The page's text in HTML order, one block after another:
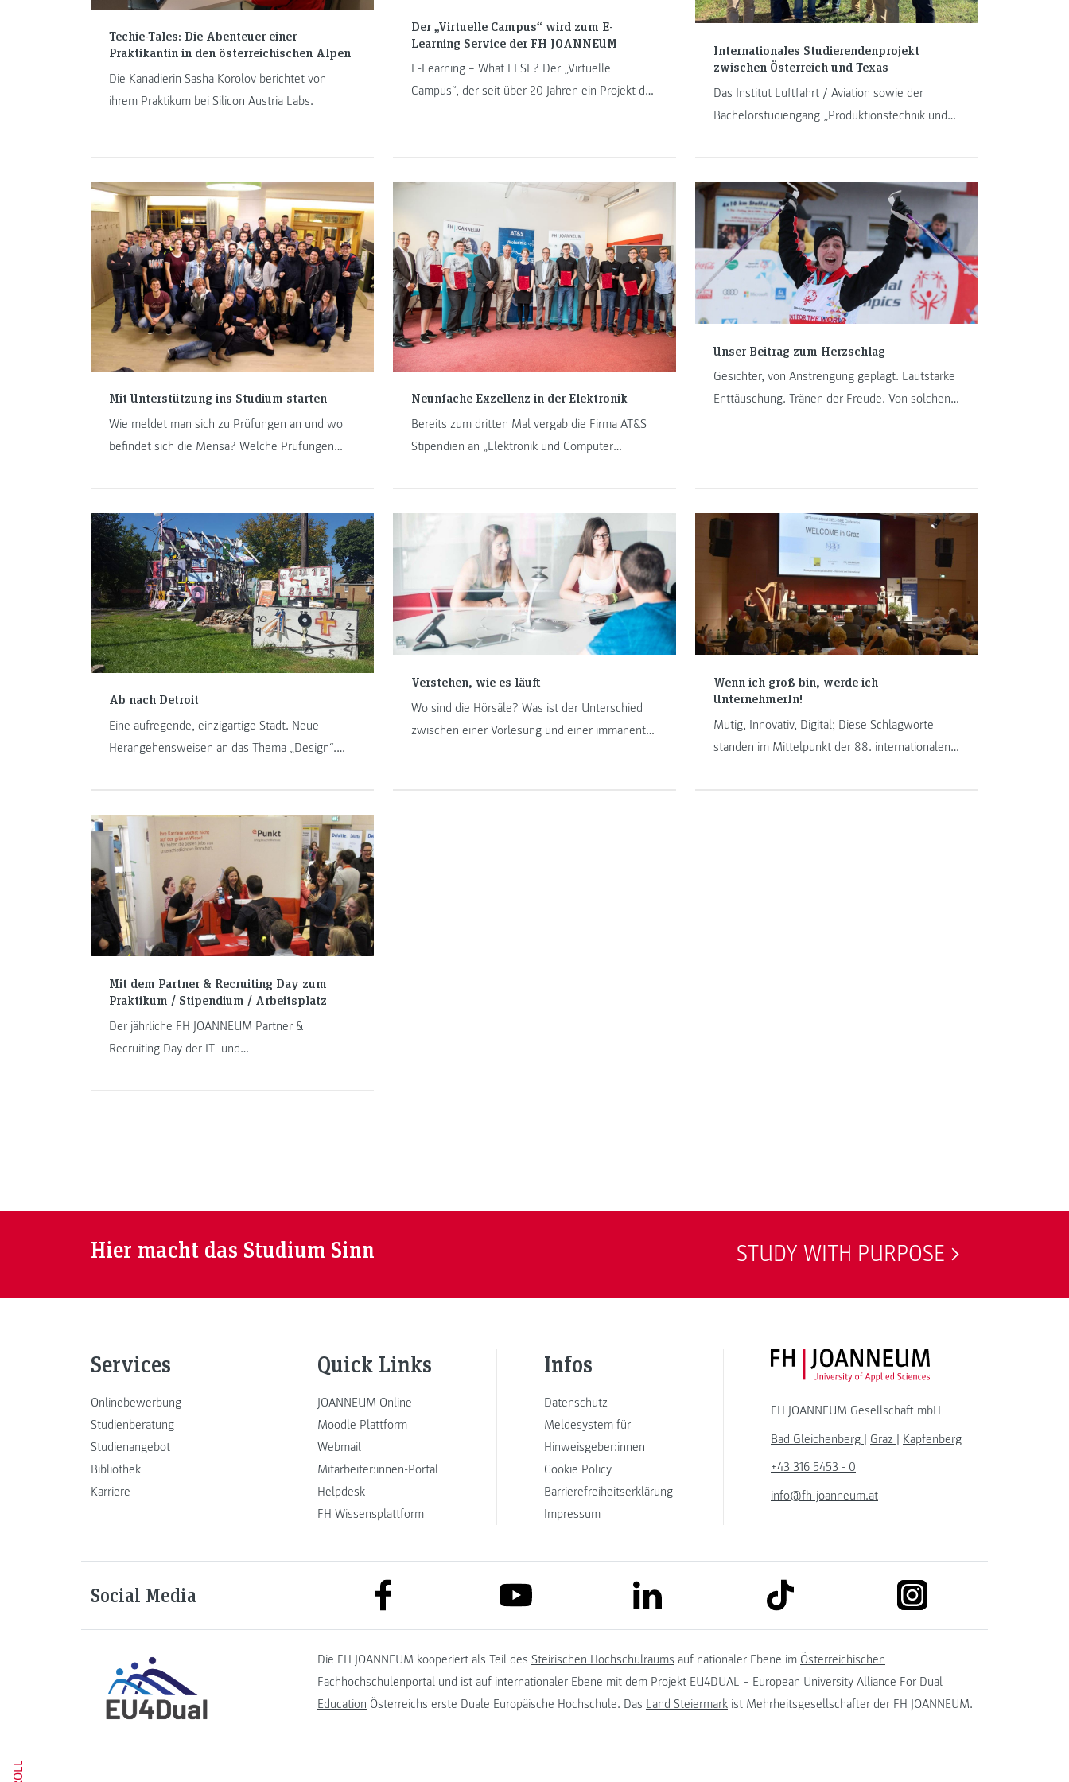
Techie-Tales: Die Abenteuer einer
Praktikantin in den österreichischen Alpen
Die Kanadierin Sasha Korolov berichtet von
ihrem Praktikum bei Silicon Austria Labs.
Der „Virtuelle Campus“ wird zum E-
Learning Service der FH JOANNEUM
E-Learning – What ELSE? Der „Virtuelle
Campus“, der seit über 20 Jahren ein Projekt der
Konstante.
Internationales Studierendenprojekt
zwischen Österreich und Texas
Das Institut Luftfahrt / Aviation sowie der
Bachelorstudiengang „Produktionstechnik und
Mit Unterstützung ins Studium starten
Wie meldet man sich zu Prüfungen an und wo
befindet sich die Mensa? Welche Prüfungen
Diese und ähnliche Fragen tauchen vor allem zu
Beginn eines neuen Studiums auf. Am Institut
Informationsmanagement gibt es ein Mentoring-
Programm, welches erfahrene Studierende mit
Erstsemestrigen vernetzt und den Start
erleichtern soll.
Neunfache Exzellenz in der Elektronik
Bereits zum dritten Mal vergab die Firma AT&S
Stipendien an „Elektronik und Computer
Leistungen, das Studium und die Auszeichnung
Unser Beitrag zum Herzschlag
Gesichter, von Anstrengung geplagt. Lautstarke
Enttäuschung. Tränen der Freude. Von solchen
Ab nach Detroit
Eine aufregende, einzigartige Stadt. Neue
Herangehensweisen an das Thema „Design“.
Studierende und -Lehrende am College for
Creative Studies in Detroit, einer der drei besten
Design-Schulen der USA. Karl Stocker, Leiter der
Studiengänge „Informationsdesign“ und
„Ausstellungsdesign“ der FH JOANNEUM,
spricht im Kurzinterview über die Möglichkeiten
der neuen Kooperation.
Verstehen, wie es läuft
Wo sind die Hörsäle? Was ist der Unterschied
zwischen einer Vorlesung und einer immanenten
Wenn ich groß bin, werde ich
UnternehmerIn!
Mutig, Innovativ, Digital; Diese Schlagworte
standen im Mittelpunkt der 88. internationalen
Mit dem Partner & Recruiting Day zum
Praktikum / Stipendium / Arbeitsplatz
Der jährliche FH JOANNEUM Partner &
Recruiting Day der IT- und
Hier macht das Studium Sinn STUDY WITH PURPOSE
Services
Onlinebewerbung
Studienberatung
Studienangebot
Bibliothek
Karriere
Quick Links
JOANNEUM Online
Moodle Plattform
Webmail
Mitarbeiter:innen-Portal
Helpdesk
FH Wissensplattform
Infos
Datenschutz
Meldesystem für
Hinweisgeber:innen
Cookie Policy
Barrierefreiheitserklärung
Impressum
FH JOANNEUM Logo
FH JOANNEUM Gesellschaft mbH
Bad Gleichenberg | Graz | Kapfenberg
+43 316 5453 - 0
info@fh-joanneum.at
Social Media link to facebook link to youtube link to linkedin link to tiktok
Die FH JOANNEUM kooperiert als Teil des Steirischen Hochschulraums auf nationaler Ebene im Österreichischen
Fachhochschulenportal und ist auf internationaler Ebene mit dem Projekt EU4DUAL – European University Alliance For Dual
Education Österreichs erste Duale Europäische Hochschule. Das Land Steiermark ist Mehrheitsgesellschafter der FH JOANNEUM.